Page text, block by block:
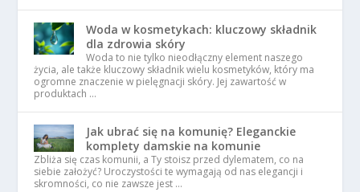
Woda w kosmetykach: kluczowy składnik
dla zdrowia skóry
Woda to nie tylko nieodłączny element naszego
życia, ale także kluczowy składnik wielu kosmetyków, który ma
ogromne znaczenie w pielęgnacji skóry. Jej zawartość w
produktach …
Jak ubrać się na komunię? Eleganckie
komplety damskie na komunie
Zbliża się czas komunii, a Ty stoisz przed dylematem, co na
siebie założyć? Uroczystości te wymagają od nas elegancji i
skromności, co nie zawsze jest …